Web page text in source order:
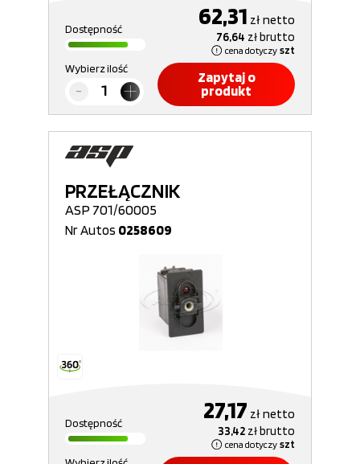
Dostępność 62,31 złnetto
76,64 złbrutto
cena dotyczy szt
Wybierz ilość
Zapytaj o
produkt
PRZEŁĄCZNIK
ASP 701/60005
Nr Autos 0258609
Dostępność 27,17 złnetto
33,42 złbrutto
cena dotyczy szt